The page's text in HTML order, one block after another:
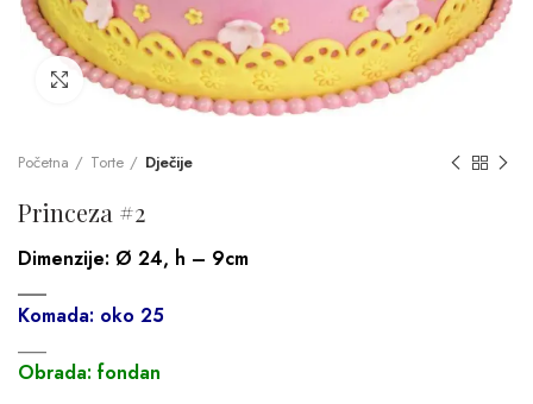
Click to enlarge
Početna Torte Dječije
Princeza #2
Dimenzije: Ø 24, h – 9cm
Komada: oko 25
Obrada: fondan